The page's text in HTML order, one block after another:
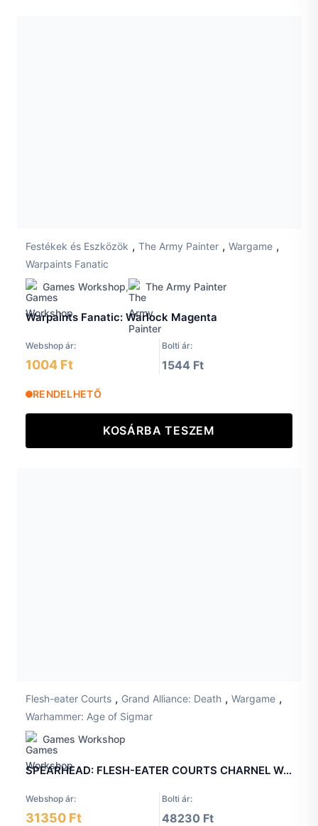
Festékek és Eszközök , The Army Painter , Wargame ,
Warpaints Fanatic
Games Workshop, The Army Painter
Warpaints Fanatic: Warlock Magenta
Webshop ár: Bolti ár:
1004 Ft 1544 Ft
RENDELHETŐ
KOSÁRBA TESZEM
Flesh-eater Courts , Grand Alliance: Death , Wargame ,
Warhammer: Age of Sigmar
Games Workshop
SPEARHEAD: FLESH-EATER COURTS CHARNEL WATCH
Webshop ár: Bolti ár:
31350 Ft 48230 Ft